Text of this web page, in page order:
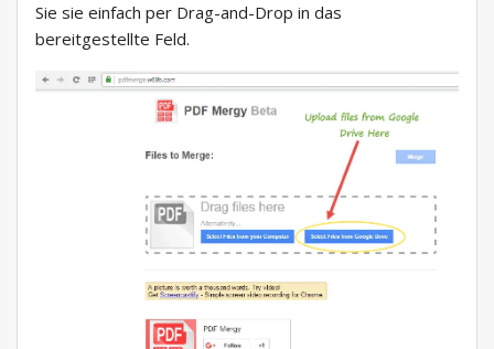
Sie sie einfach per Drag-and-Drop in das
bereitgestellte Feld.